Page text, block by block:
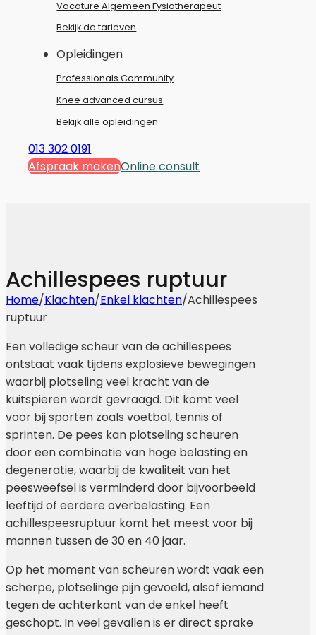
Vacature Algemeen Fysiotherapeut
Bekijk de tarieven
Opleidingen
Professionals Community
Knee advanced cursus
Bekijk alle opleidingen
013 302 0191
Afspraak makenOnline consult
Achillespees ruptuur
Home/Klachten/Enkel klachten/Achillespees
ruptuur
Een volledige scheur van de achillespees
ontstaat vaak tijdens explosieve bewegingen
waarbij plotseling veel kracht van de
kuitspieren wordt gevraagd. Dit komt veel
voor bij sporten zoals voetbal, tennis of
sprinten. De pees kan plotseling scheuren
door een combinatie van hoge belasting en
degeneratie, waarbij de kwaliteit van het
peesweefsel is verminderd door bijvoorbeeld
leeftijd of eerdere overbelasting. Een
achillespeesruptuur komt het meest voor bij
mannen tussen de 30 en 40 jaar.
Op het moment van scheuren wordt vaak een
scherpe, plotselinge pijn gevoeld, alsof iemand
tegen de achterkant van de enkel heeft
geschopt. In veel gevallen is er direct sprake